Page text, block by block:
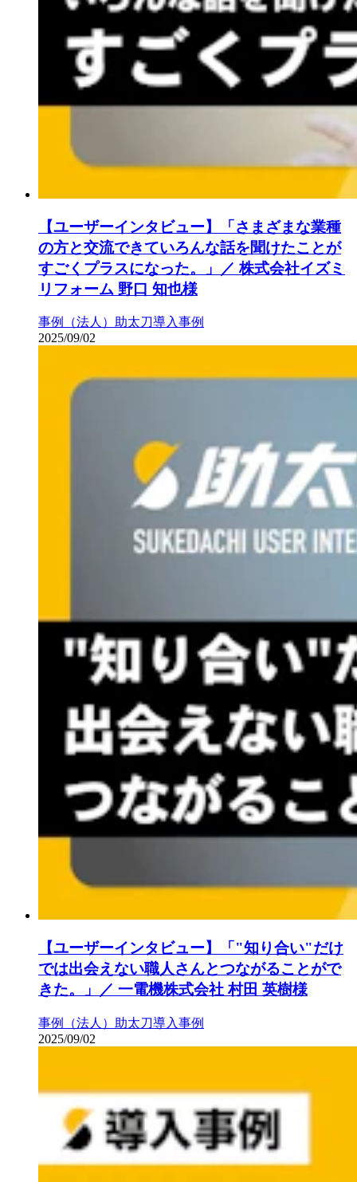
【ユーザーインタビュー】「さまざまな業種
の方と交流できていろんな話を聞けたことが
すごくプラスになった。」／ 株式会社イズミ
リフォーム 野口 知也様
事例（法人）
助太刀導入事例
2025/09/02
【ユーザーインタビュー】「"知り合い"だけ
では出会えない職人さんとつながることがで
きた。」／ 一電機株式会社 村田 英樹様
事例（法人）
助太刀導入事例
2025/09/02